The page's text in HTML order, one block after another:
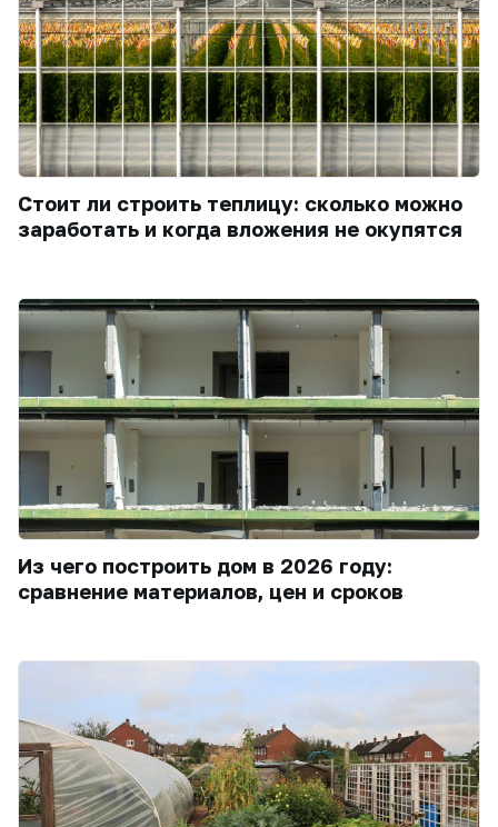
Стоит ли строить теплицу: сколько можно
заработать и когда вложения не окупятся
Из чего построить дом в 2026 году:
сравнение материалов, цен и сроков